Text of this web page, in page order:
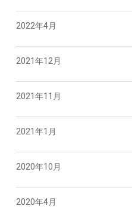
2022年4月
2021年12月
2021年11月
2021年1月
2020年10月
2020年4月